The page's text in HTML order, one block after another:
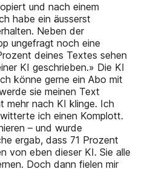
und nach einem
habe ein äusserst
Neben der
ungefragt noch eine
deines Textes sehen
KI geschrieben.» Die KI
könne gerne ein Abo mit
sie meinen Text
mehr nach KI klinge. Ich
ich einen Komplott.
– und wurde
ergab, dass 71 Prozent
von eben dieser KI. Sie alle
Doch dann fielen mir